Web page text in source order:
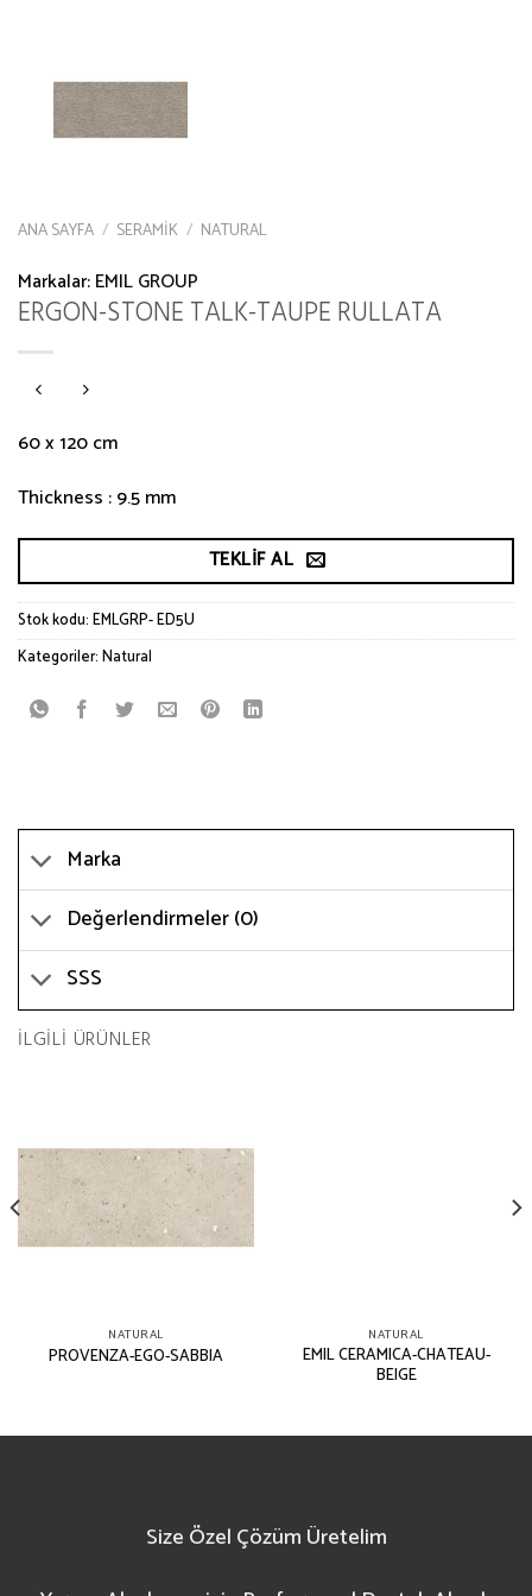
ANA SAYFA / SERAMIK / NATURAL
Markalar:EMIL GROUP
ERGON-STONE TALK-TAUPE RULLATA
60 x 120 cm
Thickness : 9.5 mm
TEKLIF AL
Stok kodu:EMLGRP- ED5U
Kategoriler:Natural
Marka
Değerlendirmeler (0)
SSS
İLGILI ÜRÜNLER
NATURAL
PROVENZA-EGO-SABBIA
NATURAL
EMIL CERAMICA-CHATEAU-
BEIGE
Size Özel Çözüm Üretelim